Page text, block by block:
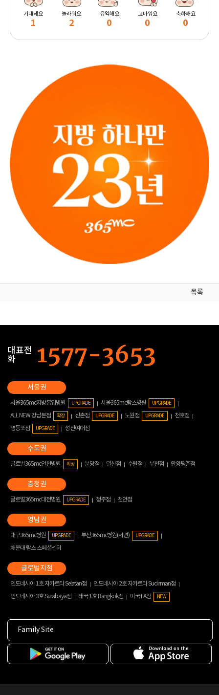
기대돼요
1
놀라워요
2
유익해요
0
고마워요
0
축하해요
0
목록
대표전
화
서울365mc지방흡입병원 UPGRADE 서울365mc람스병원 UPGRADE
ALL NEW 강남본점 확장 신촌점 UPGRADE 노원점 UPGRADE
천호점
영등포점
UPGRADE 성신여대점
글로벌365mc인천병원 확장 분당점 일산점 수원점 부천점 안양평촌점
글로벌365mc대전병원 UPGRADE 청주점 천안점
대구365mc병원 UPGRADE 부산365mc병원(서면) UPGRADE
해운대 람스 스페셜센터
인도네시아 1호 자카르타 Selatan점
인도네시아 2호 자카르타 Sudirman점
인도네시아 3호 Surabaya점
태국 1호 Bangkok점 미국 LA점 NEW
Family Site